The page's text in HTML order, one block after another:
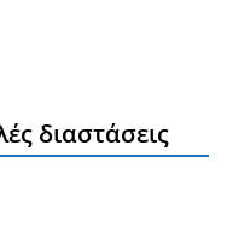
διαστάσεις